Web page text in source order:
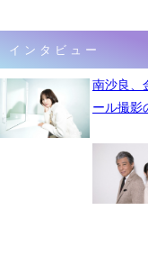
インタビュー
南沙良、
ール撮影